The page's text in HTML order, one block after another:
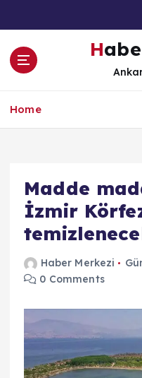
Home
Madde
İzmir
Haber Merkezi
0 Comments